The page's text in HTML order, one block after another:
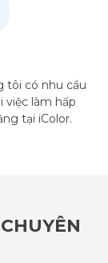
tôi có nhu cầu
việc làm hấp
tại iColor.